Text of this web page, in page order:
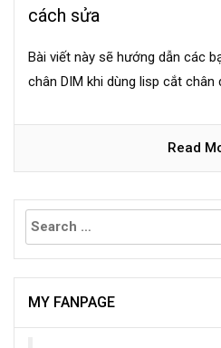
cách sửa
Bài viết này sẽ hướng dẫn các
chân DIM khi dùng lisp cắt chân
Read
Search
for:
MY FANPAGE